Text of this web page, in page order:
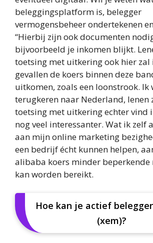
beleggingsplatform is, belegger
vermogensbeheer ondertekenen
“Hierbij zijn ook documenten
bijvoorbeeld je inkomen blijkt.
toetsing met uitkering ook hier zal
gevallen de koers binnen deze
uitkomen, zoals een loonstrook. Ik
terugkeren naar Nederland, lenen
toetsing met uitkering echter vind
nog veel interessanter. Wat ik zelf
aan mijn online marketing
een bedrijf écht kunnen helpen,
alibaba koers minder beperkende
kan worden bereikt.
Hoe kan je actief
(xem)?